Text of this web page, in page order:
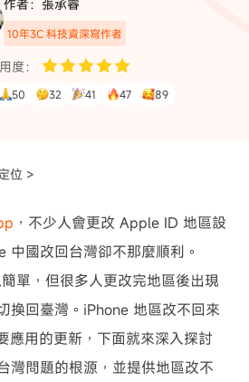
作者：張承睿
10年3C 科技資深寫作者
度：
50 32 41 47 89
位 >
，不少人會更改 Apple ID 地區設
國改回台灣卻不那麼順利。
單，但很多人更改完地區後出現
換回臺灣。iPhone 地區改不回來
應用的更新，下面就來深入探討
灣問題的根源，並提供地區改不